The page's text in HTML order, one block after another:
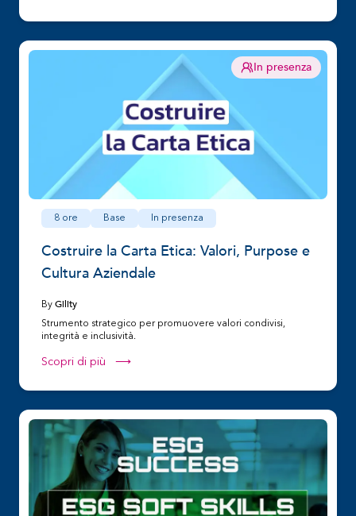
In presenza
8 ore Base In presenza
Costruire la Carta Etica: Valori, Purpose e
Cultura Aziendale
By Gility
Strumento strategico per promuovere valori condivisi,
integrità e inclusività.
Scopri di più ⟶